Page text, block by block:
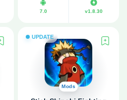
7.0 v1.8.30
UPDATE
Mods